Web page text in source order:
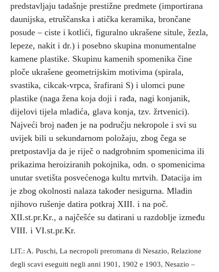
predstavljaju tadašnje prestižne predmete (importirana
daunijska, etruščanska i atička keramika, brončane
posude – ciste i kotlići, figuralno ukrašene situle, žezla,
lepeze, nakit i dr.) i posebno skupina monumentalne
kamene plastike. Skupinu kamenih spomenika čine
ploče ukrašene geometrijskim motivima (spirala,
svastika, cikcak-vrpca, šrafirani S) i ulomci pune
plastike (naga žena koja doji i rađa, nagi konjanik,
dijelovi tijela mladića, glava konja, tzv. žrtvenici).
Najveći broj nađen je na području nekropole i svi su
uvijek bili u sekundarnom položaju, zbog čega se
pretpostavlja da je riječ o nadgrobnim spomenicima ili
prikazima heroiziranih pokojnika, odn. o spomenicima
unutar svetišta posvećenoga kultu mrtvih. Datacija im
je zbog okolnosti nalaza također nesigurna. Mladin
njihovo rušenje datira potkraj XIII. i na poč.
XII.st.pr.Kr., a najčešće su datirani u razdoblje između
VIII. i VI.st.pr.Kr.
LIT.: A. Puschi, La necropoli preromana di Nesazio, Relazione
degli scavi eseguiti negli anni 1901, 1902 e 1903, Nesazio –